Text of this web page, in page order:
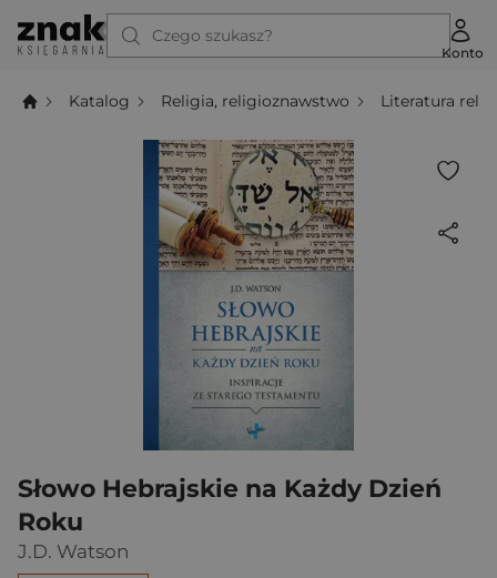
Czego szukasz?
Konto
Katalog Religia, religioznawstwo Literatura
Słowo Hebrajskie na Każdy Dzień
Roku
J.D. Watson